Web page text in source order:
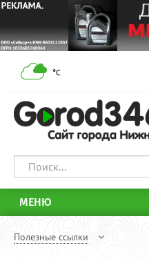
°С
МЕНЮ
Полезные ссылки